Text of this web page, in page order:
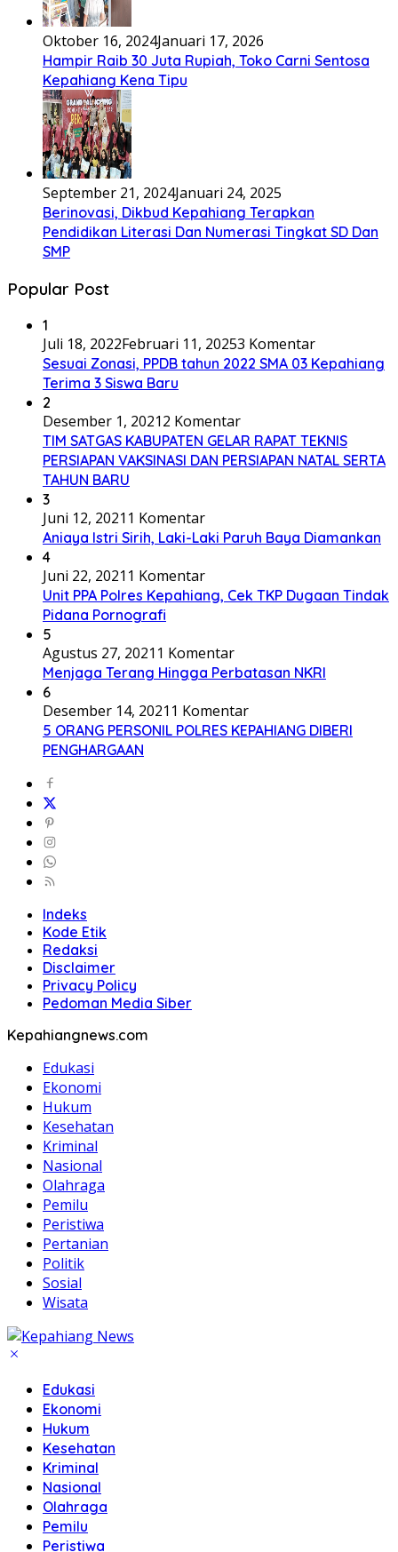
Oktober 16, 2024Januari 17, 2026
Hampir Raib 30 Juta Rupiah, Toko Carni Sentosa
Kepahiang Kena Tipu
September 21, 2024Januari 24, 2025
Berinovasi, Dikbud Kepahiang Terapkan
Pendidikan Literasi Dan Numerasi Tingkat SD Dan
SMP
Popular Post
1
Juli 18, 2022Februari 11, 20253 Komentar
Sesuai Zonasi, PPDB tahun 2022 SMA 03 Kepahiang
Terima 3 Siswa Baru
2
Desember 1, 20212 Komentar
TIM SATGAS KABUPATEN GELAR RAPAT TEKNIS
PERSIAPAN VAKSINASI DAN PERSIAPAN NATAL SERTA
TAHUN BARU
3
Juni 12, 2021 1 Komentar
Aniaya Istri Sirih, Laki-Laki Paruh Baya Diamankan
4
Juni 22, 2021 1 Komentar
Unit PPA Polres Kepahiang, Cek TKP Dugaan Tindak
Pidana Pornografi
5
Agustus 27, 2021 1 Komentar
Menjaga Terang Hingga Perbatasan NKRI
6
Desember 14, 2021 1 Komentar
5 ORANG PERSONIL POLRES KEPAHIANG DIBERI
PENGHARGAAN
Indeks
Kode Etik
Redaksi
Disclaimer
Privacy Policy
Pedoman Media Siber
Kepahiangnews.com
Edukasi
Ekonomi
Hukum
Kesehatan
Kriminal
Nasional
Olahraga
Pemilu
Peristiwa
Pertanian
Politik
Sosial
Wisata
Edukasi
Ekonomi
Hukum
Kesehatan
Kriminal
Nasional
Olahraga
Pemilu
Peristiwa